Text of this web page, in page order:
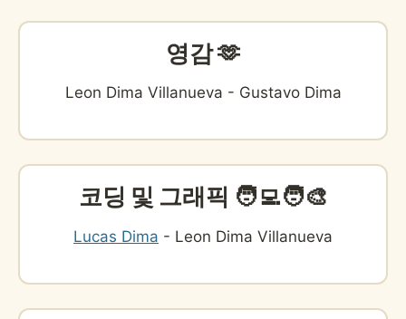
영감 🫶
Leon Dima Villanueva - Gustavo Dima
코딩 및 그래픽 🧑‍💻🧑‍🎨
Lucas Dima - Leon Dima Villanueva